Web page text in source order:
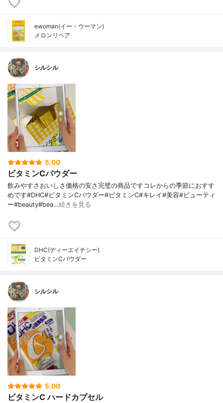
ewoman(イー・ウーマン)
メロンリペア
シルシル
5.00
ビタミンCパウダー
飲みやすさおいしさ価格の安さ完璧の商品ですコレからの季節におすす
めです#DHC#ビタミンCパウダー#ビタミンC#キレイ#美容#ビューティ
ー#beauty#bea…続きを見る
DHC(ディーエイチシー)
ビタミンCパウダー
シルシル
5.00
ビタミンC ハードカプセル